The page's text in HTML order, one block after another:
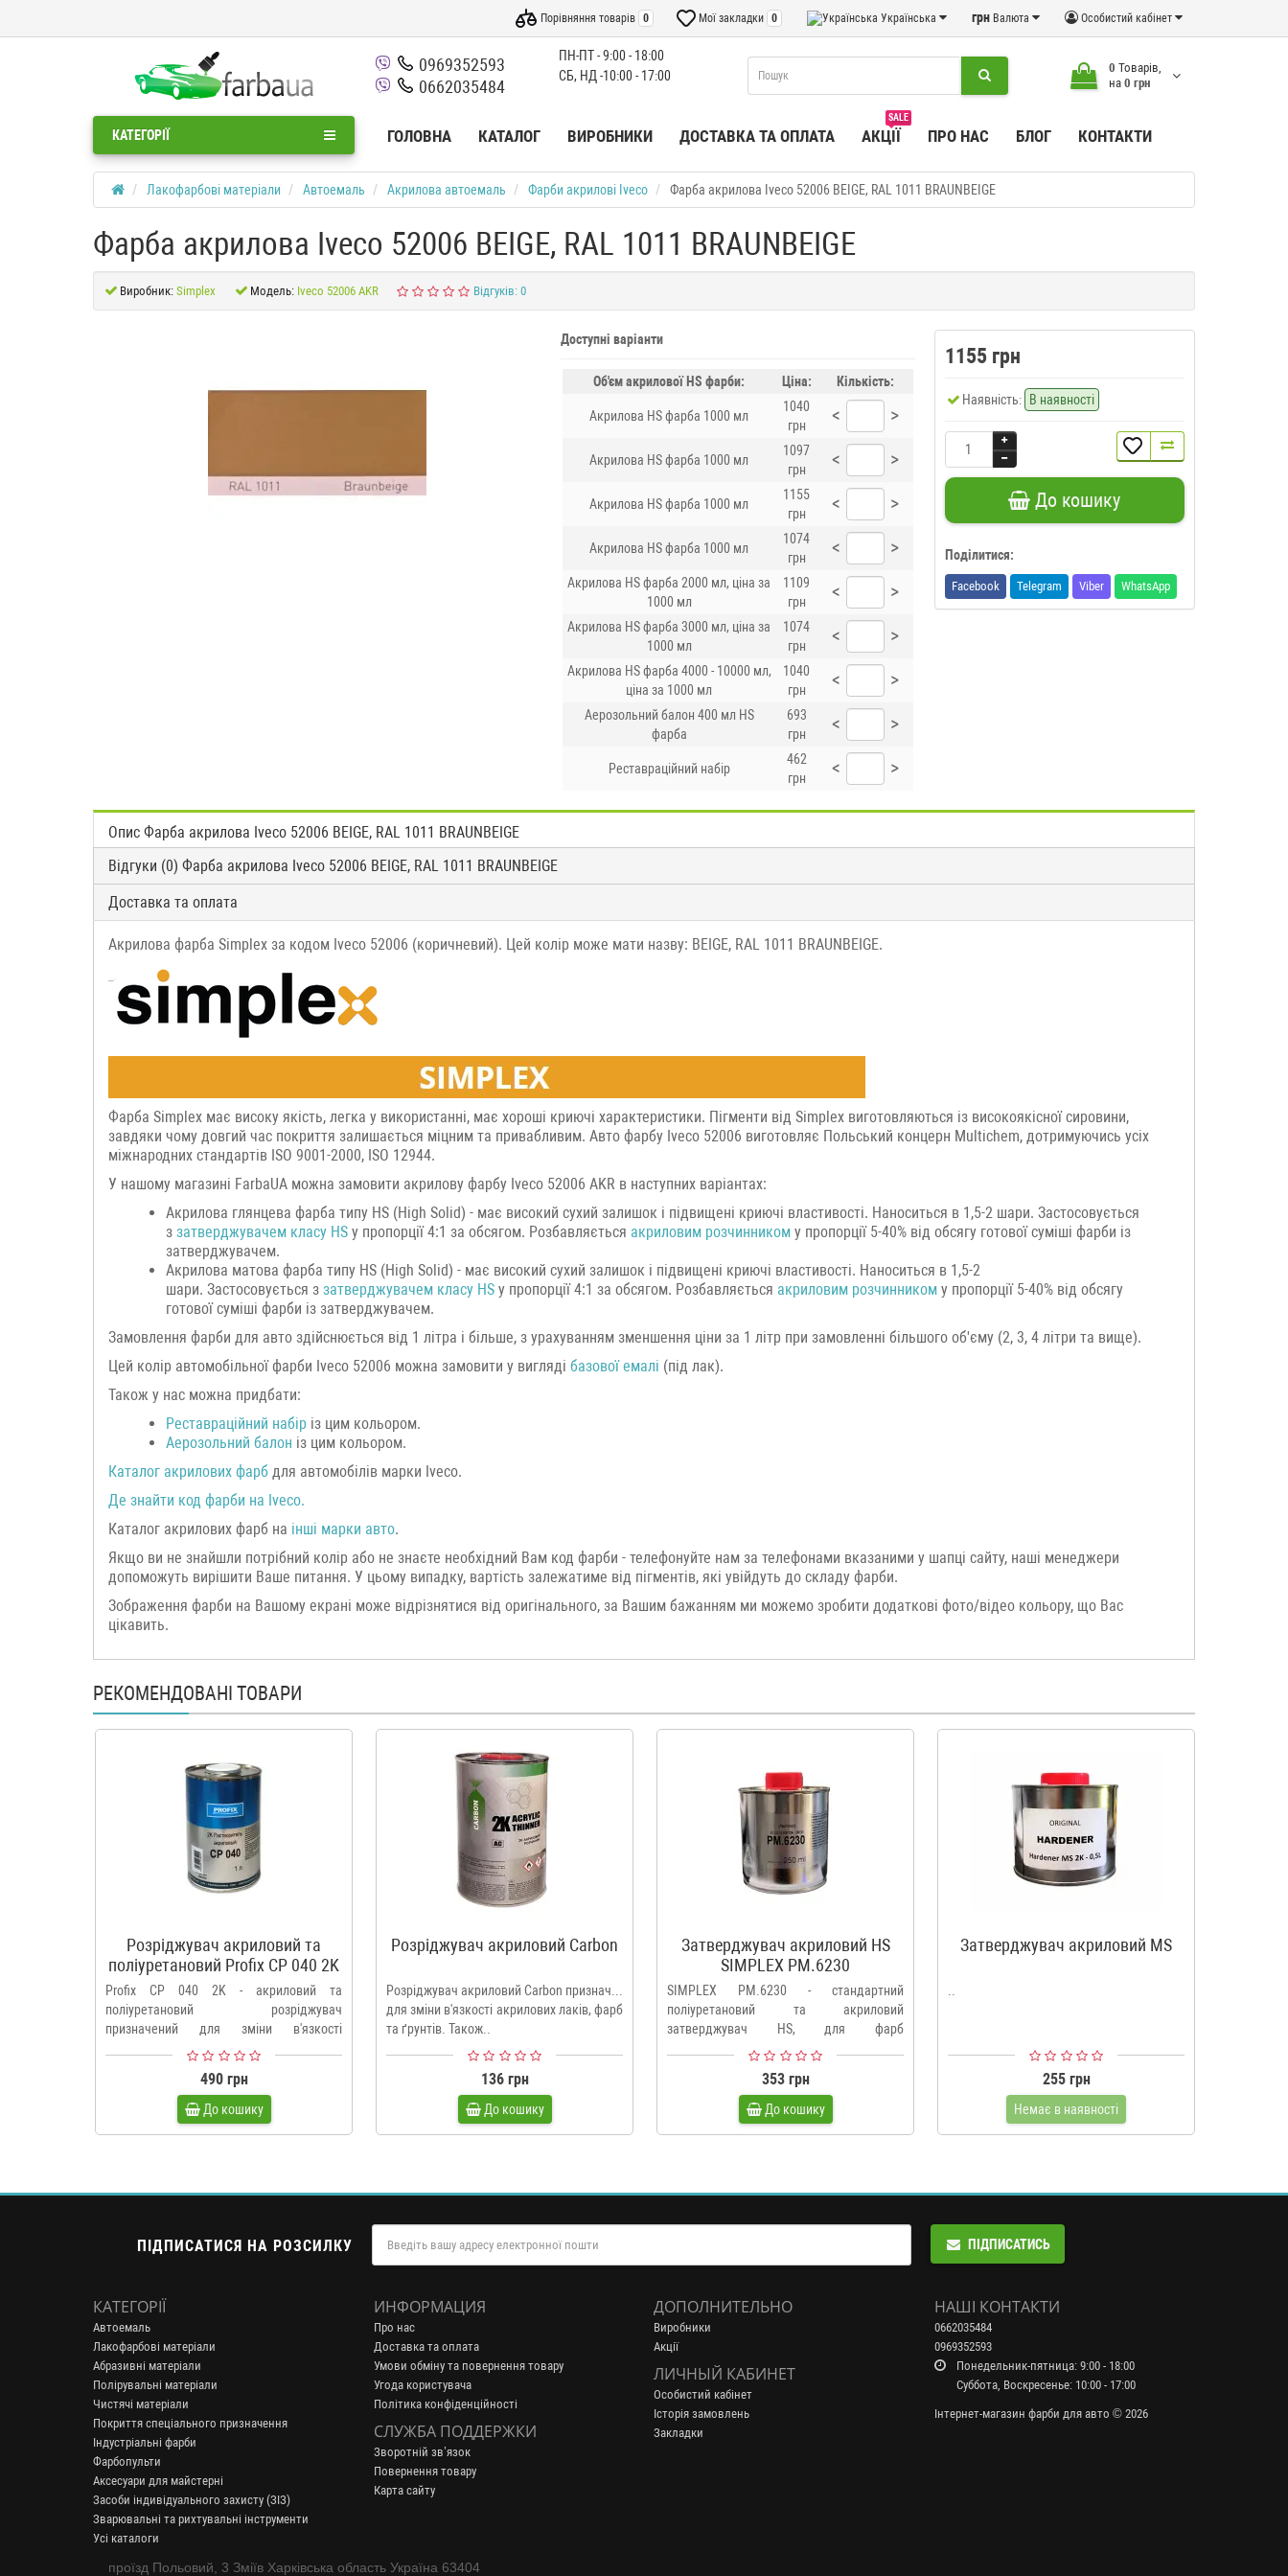
Особистий кабінет
грн Валюта
Українська
Мої закладки 0
Порівняння товарів 0
0969352593
0662035484
ПН-ПТ - 9:00 - 18:00
СБ, НД -10:00 - 17:00
0 Товарів,
на 0 грн
КАТЕГОРІЇ ГОЛОВНА КАТАЛОГ ВИРОБНИКИ ДОСТАВКА ТА ОПЛАТА
SALE
АКЦІЇ ПРО НАС БЛОГ КОНТАКТИ
Лакофарбові матеріали Автоемаль Акрилова автоемаль Фарби акрилові Iveco Фарба акрилова Iveco 52006 BEIGE, RAL 1011 BRAUNBEIGE
Фарба акрилова Iveco 52006 BEIGE, RAL 1011 BRAUNBEIGE
Виробник: Simplex Модель: Iveco 52006 AKR Відгуків: 0
Доступні варіанти
Об'єм акрилової HS фарби: Ціна: Кількість:
Акрилова HS фарба 1000 мл
1040
грн
< >
Акрилова HS фарба 1000 мл
1097
грн
< >
Акрилова HS фарба 1000 мл
1155
грн
< >
Акрилова HS фарба 1000 мл
1074
грн
< >
Акрилова HS фарба 2000 мл, ціна за
1000 мл
1109
грн
< >
Акрилова HS фарба 3000 мл, ціна за
1000 мл
1074
грн
< >
Акрилова HS фарба 4000 - 10000 мл,
ціна за 1000 мл
1040
грн
< >
Аерозольний балон 400 мл HS
фарба
693
грн
< >
Реставраційний набір
462
грн
< >
1155 грн
Наявність: В наявності
До кошику
Поділитися:
Facebook Telegram Viber WhatsApp
Опис Фарба акрилова Iveco 52006 BEIGE, RAL 1011 BRAUNBEIGE
Відгуки (0) Фарба акрилова Iveco 52006 BEIGE, RAL 1011 BRAUNBEIGE
Доставка та оплата
Акрилова фарба Simplex за кодом Iveco 52006 (коричневий). Цей колір може мати назву: BEIGE, RAL 1011 BRAUNBEIGE.
Фарба Simplex має високу якість, легка у використанні, має хороші криючі характеристики. Пігменти від Simplex виготовляються із високоякісної сировини,
завдяки чому довгий час покриття залишається міцним та привабливим. Авто фарбу Iveco 52006 виготовляє Польський концерн Multichem, дотримуючись усіх
міжнародних стандартів ISO 9001-2000, ISO 12944.
У нашому магазині FarbaUA можна замовити акрилову фарбу Iveco 52006 AKR в наступних варіантах:
Акрилова глянцева фарба типу HS (High Solid) - має високий сухий залишок і підвищені криючі властивості. Наноситься в 1,5-2 шари. Застосовується
з затверджувачем класу HS у пропорції 4:1 за обсягом. Розбавляється акриловим розчинником у пропорції 5-40% від обсягу готової суміші фарби із
затверджувачем.
Акрилова матова фарба типу HS (High Solid) - має високий сухий залишок і підвищені криючі властивості. Наноситься в 1,5-2
шари. Застосовується з затверджувачем класу HS у пропорції 4:1 за обсягом. Розбавляється акриловим розчинником у пропорції 5-40% від обсягу
готової суміші фарби із затверджувачем.
Замовлення фарби для авто здійснюється від 1 літра і більше, з урахуванням зменшення ціни за 1 літр при замовленні більшого об'єму (2, 3, 4 літри та вище).
Цей колір автомобільної фарби Iveco 52006 можна замовити у вигляді базової емалі (під лак).
Також у нас можна придбати:
Реставраційний набір із цим кольором.
Аерозольний балон із цим кольором.
Каталог акрилових фарб для автомобілів марки Iveco.
Де знайти код фарби на Iveco.
Каталог акрилових фарб на інші марки авто.
Якщо ви не знайшли потрібний колір або не знаєте необхідний Вам код фарби - телефонуйте нам за телефонами вказаними у шапці сайту, наші менеджери
допоможуть вирішити Ваше питання. У цьому випадку, вартість залежатиме від пігментів, які увійдуть до складу фарби.
Зображення фарби на Вашому екрані може відрізнятися від оригінального, за Вашим бажанням ми можемо зробити додаткові фото/відео кольору, що Вас
цікавить.
РЕКОМЕНДОВАНІ ТОВАРИ
Розріджувач акриловий та
поліуретановий Profix CP 040 2K
Profix CP 040 2K - акриловий та
поліуретановий розріджувач
призначений для зміни в'язкості
490 грн
До кошику
Розріджувач акриловий Carbon
Розріджувач акриловий Carbon призначений
для зміни в'язкості акрилових лаків, фарб
та ґрунтів. Також..
136 грн
До кошику
Затверджувач акриловий HS
SIMPLEX PM.6230
SIMPLEX PM.6230 - стандартний
поліуретановий та акриловий
затверджувач HS, для фарб
SIMPLEX.Ціна вка..
353 грн
До кошику
Затверджувач акриловий MS
..
255 грн
Немає в наявності
ПІДПИСАТИСЯ НА РОЗСИЛКУ ПІДПИСАТИСЬ
КАТЕГОРІЇ
Автоемаль
Лакофарбові матеріали
Абразивні матеріали
Полірувальні матеріали
Чистячі матеріали
Покриття спеціального призначення
Індустріальні фарби
Фарбопульти
Аксесуари для майстерні
Засоби індивідуального захисту (ЗІЗ)
Зварювальні та рихтувальні інструменти
Усі каталоги
ИНФОРМАЦИЯ
Про нас
Доставка та оплата
Умови обміну та повернення товару
Угода користувача
Політика конфіденційності
СЛУЖБА ПОДДЕРЖКИ
Зворотній зв’язок
Повернення товару
Карта сайту
ДОПОЛНИТЕЛЬНО
Виробники
Акції
ЛИЧНЫЙ КАБИНЕТ
Особистий кабінет
Історія замовлень
Закладки
НАШІ КОНТАКТИ
0662035484
0969352593
Понедельник-пятница: 9:00 - 18:00
Суббота, Воскресенье: 10:00 - 17:00
Інтернет-магазин фарби для авто © 2026
проїзд Польовий, 3 Зміїв Харківська область Україна 63404